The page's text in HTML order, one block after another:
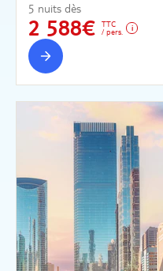
5 nuits dès
2 588€
TTC
/ pers.